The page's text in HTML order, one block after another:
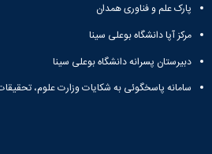
پارک علم و فناوری همدان
مرکز آپا دانشگاه بوعلی سینا
دبیرستان پسرانه دانشگاه بوعلی سینا
سامانه پاسخگوئی به شکایات وزارت علوم،